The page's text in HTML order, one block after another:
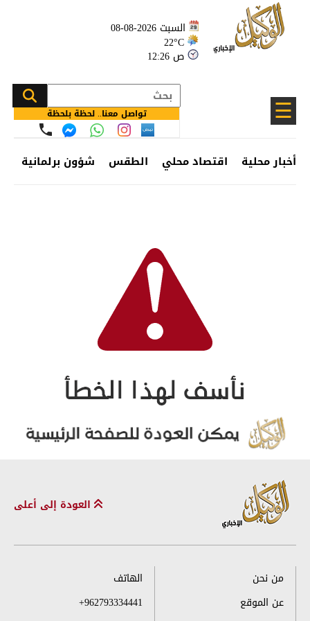
السبت 2026-08-08
22°C
12:26 ص
☰ تواصل معنا.. لحظة بلحظة
أخبار محلية اقتصاد محلي الطقس شؤون برلمانية
العودة إلى أعلى
من نحن
عن الموقع
الهاتف
+962793334441